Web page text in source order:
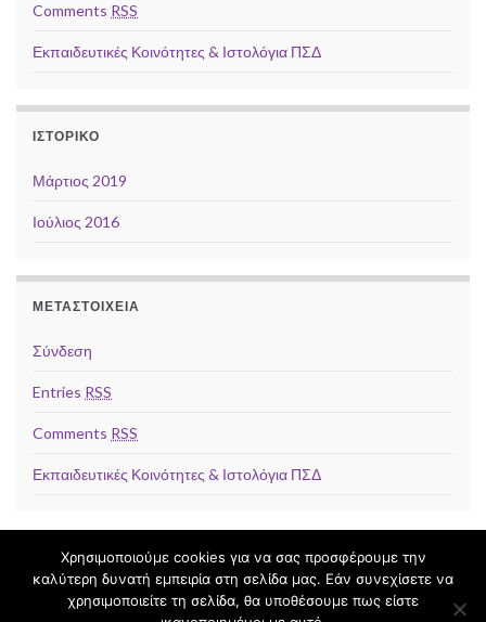
Comments RSS
Εκπαιδευτικές Κοινότητες & Ιστολόγια ΠΣΔ
ΙΣΤΟΡΙΚΌ
Μάρτιος 2019
Ιούλιος 2016
ΜΕΤΑΣΤΟΙΧΕΊΑ
Σύνδεση
Entries RSS
Comments RSS
Εκπαιδευτικές Κοινότητες & Ιστολόγια ΠΣΔ
© 2019 Πέτρος Φαραντάκης.
ΔημιουργίαΔιαδικτυοπαίδεια
Χρησιμοποιούμε cookies για να σας προσφέρουμε την
καλύτερη δυνατή εμπειρία στη σελίδα μας. Εάν συνεχίσετε να
χρησιμοποιείτε τη σελίδα, θα υποθέσουμε πως είστε